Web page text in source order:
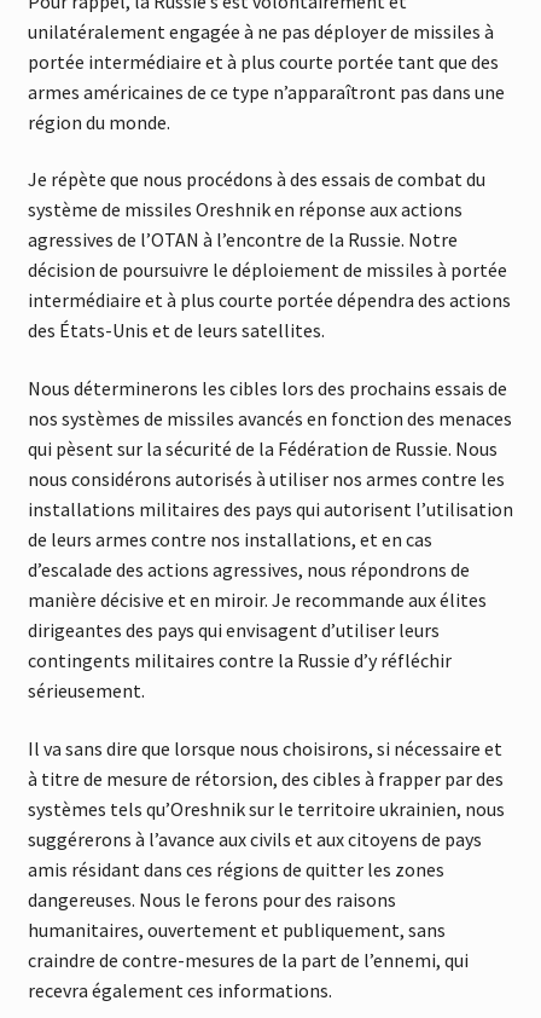
unilatéralement engagée à ne pas déployer de missiles à
portée intermédiaire et à plus courte portée tant que des
armes américaines de ce type n’apparaîtront pas dans une
région du monde.
Je répète que nous procédons à des essais de combat du
système de missiles Oreshnik en réponse aux actions
agressives de l’OTAN à l’encontre de la Russie. Notre
décision de poursuivre le déploiement de missiles à portée
intermédiaire et à plus courte portée dépendra des actions
des États-Unis et de leurs satellites.
Nous déterminerons les cibles lors des prochains essais de
nos systèmes de missiles avancés en fonction des menaces
qui pèsent sur la sécurité de la Fédération de Russie. Nous
nous considérons autorisés à utiliser nos armes contre les
installations militaires des pays qui autorisent l’utilisation
de leurs armes contre nos installations, et en cas
d’escalade des actions agressives, nous répondrons de
manière décisive et en miroir. Je recommande aux élites
dirigeantes des pays qui envisagent d’utiliser leurs
contingents militaires contre la Russie d’y réfléchir
sérieusement.
Il va sans dire que lorsque nous choisirons, si nécessaire et
à titre de mesure de rétorsion, des cibles à frapper par des
systèmes tels qu’Oreshnik sur le territoire ukrainien, nous
suggérerons à l’avance aux civils et aux citoyens de pays
amis résidant dans ces régions de quitter les zones
dangereuses. Nous le ferons pour des raisons
humanitaires, ouvertement et publiquement, sans
craindre de contre-mesures de la part de l’ennemi, qui
recevra également ces informations.